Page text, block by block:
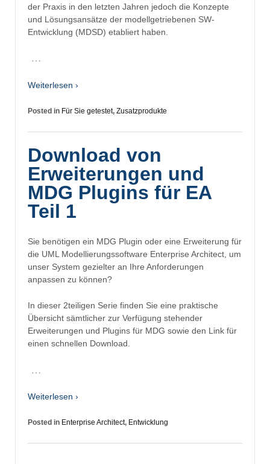
der Praxis in den letzten Jahren jedoch die Konzepte
und Lösungsansätze der modellgetriebenen SW-
Entwicklung (MDSD) etabliert haben.
…
Weiterlesen ›
Posted in Für Sie getestet, Zusatzprodukte
Download von
Erweiterungen und
MDG Plugins für EA
Teil 1
Sie benötigen ein MDG Plugin oder eine Erweiterung für
die UML Modellierungssoftware Enterprise Architect, um
unser System gezielter an Ihre Anforderungen
anpassen zu können?
In dieser 2teiligen Serie finden Sie eine praktische
Übersicht sämtlicher zur Verfügung stehender
Erweiterungen und Plugins für MDG sowie den Link für
einen schnellen Download.
…
Weiterlesen ›
Posted in Enterprise Architect, Entwicklung